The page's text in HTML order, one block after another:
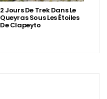
2 Jours De Trek Dans Le
Queyras Sous Les Étoiles
De Clapeyto